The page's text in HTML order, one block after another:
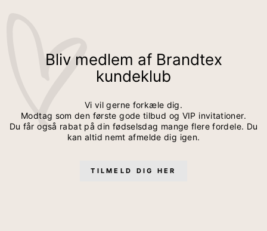
Bliv medlem af Brandtex
kundeklub
Vi vil gerne forkæle dig.
Modtag som den første gode tilbud og VIP invitationer.
Du får også rabat på din fødselsdag mange flere fordele. Du
kan altid nemt afmelde dig igen.
TILMELD DIG HER